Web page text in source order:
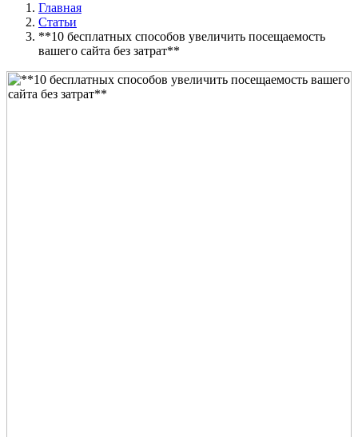
Главная
Статьи
**10 бесплатных способов увеличить посещаемость
вашего сайта без затрат**